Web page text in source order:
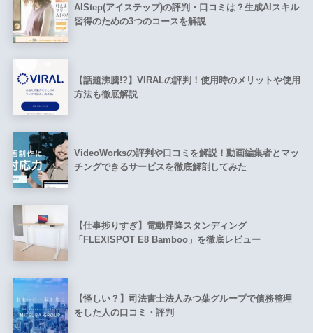
AIStep(アイステップ)の評判・口コミは？生成AIスキル
習得のための3つのコースを解説
【話題沸騰!?】VIRALの評判！使用時のメリットや使用
方法も徹底解説
VideoWorksの評判や口コミを解説！動画編集者とマッ
チングできるサービスを徹底解剖してみた
【仕事捗りすぎ】電動昇降スタンディング
「FLEXISPOT E8 Bamboo」を徹底レビュー
【怪しい？】司法書士法人みつ葉グループで債務整理
をした人の口コミ・評判